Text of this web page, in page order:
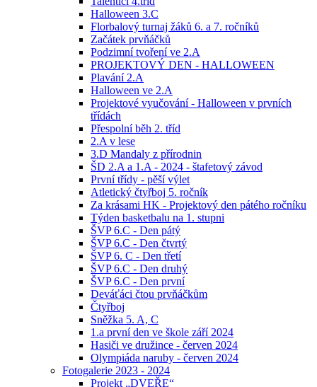
Halloween 3.C
Florbalový turnaj žáků 6. a 7. ročníků
Začátek prvňáčků
Podzimní tvoření ve 2.A
PROJEKTOVÝ DEN - HALLOWEEN
Plavání 2.A
Halloween ve 2.A
Projektové vyučování - Halloween v prvních
třídách
Přespolní běh 2. tříd
2.A v lese
3.D Mandaly z přírodnin
ŠD 2.A a 1.A - 2024 - štafetový závod
První třídy - pěší výlet
Atletický čtyřboj 5. ročník
Za krásami HK - Projektový den pátého ročníku
Týden basketbalu na 1. stupni
ŠVP 6.C - Den pátý
ŠVP 6.C - Den čtvrtý
ŠVP 6. C - Den třetí
ŠVP 6.C - Den druhý
ŠVP 6.C - Den první
Deváťáci čtou prvňáčkům
Čtyřboj
Sněžka 5. A, C
1.a první den ve škole září 2024
Hasiči ve družince - červen 2024
Olympiáda naruby - červen 2024
Fotogalerie 2023 - 2024
Projekt „DVEŘE“